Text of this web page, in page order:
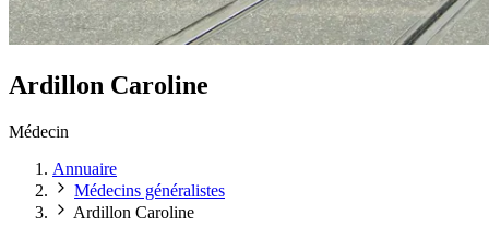
Ardillon Caroline
Médecin
Annuaire
Médecins généralistes
Ardillon Caroline